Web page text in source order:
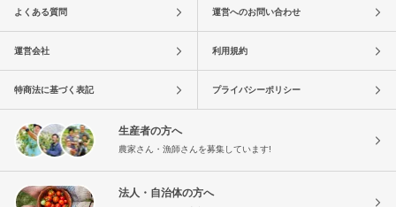
よくある質問 運営へのお問い合わせ
運営会社 利用規約
特商法に基づく表記 プライバシーポリシー
生産者の方へ
農家さん・漁師さんを募集しています!
法人・自治体の方へ